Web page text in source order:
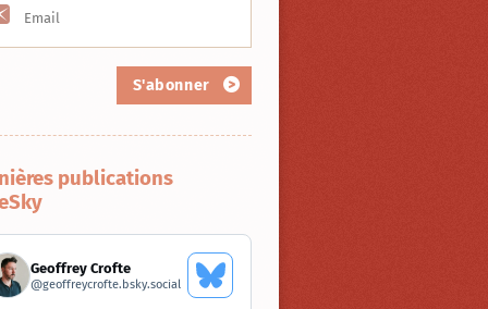
S'abonner
publications
Geoffrey Crofte
@geoffreycrofte.bsky.social
Voir
le